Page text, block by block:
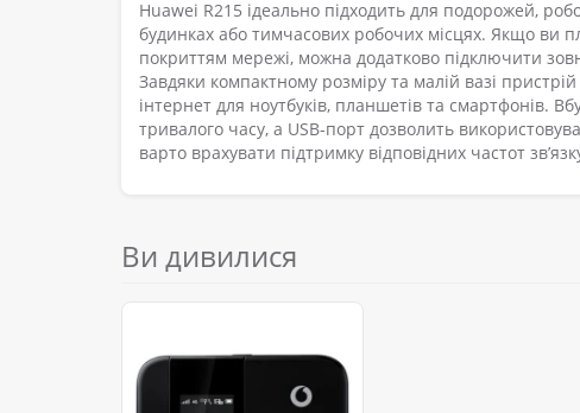
Huawei R215 ідеально підходить для подорожей,
будинках або тимчасових робочих місцях. Якщо ви
покриттям мережі, можна додатково підключити
Завдяки компактному розміру та малій вазі
інтернет для ноутбуків, планшетів та смартфонів.
тривалого часу, а USB-порт дозволить
варто врахувати підтримку відповідних частот
Ви дивилися